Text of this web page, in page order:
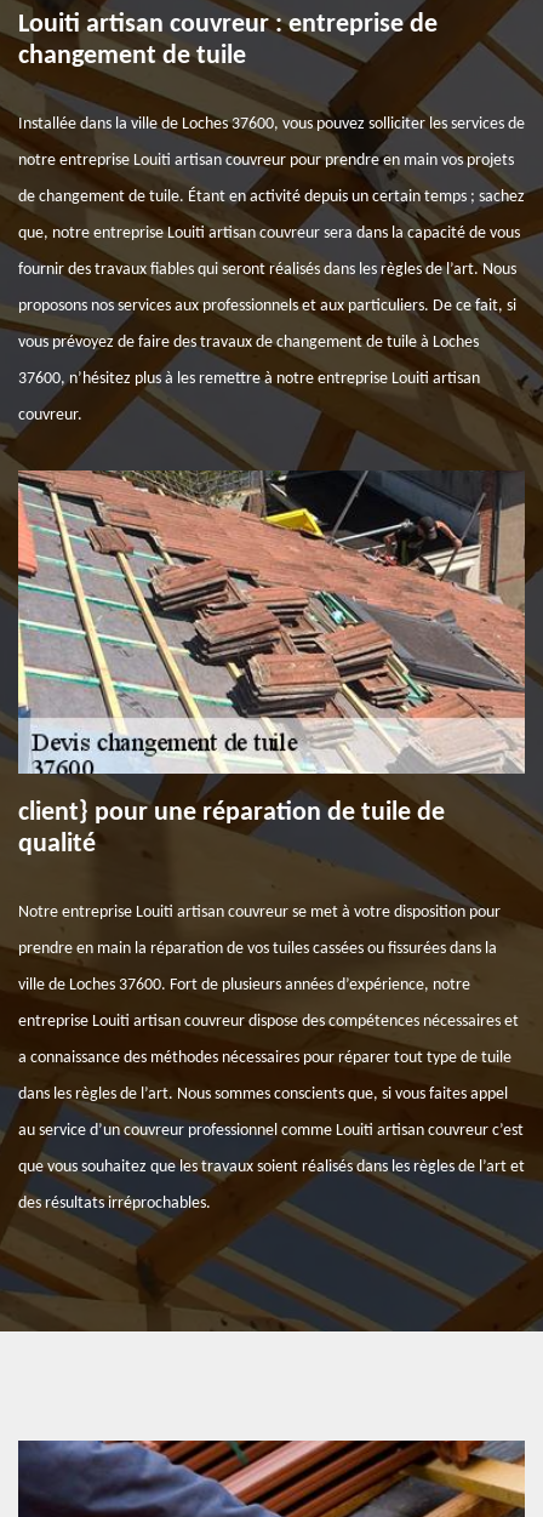
Louiti artisan couvreur : entreprise de
changement de tuile
Installée dans la ville de Loches 37600, vous pouvez solliciter les services de
notre entreprise Louiti artisan couvreur pour prendre en main vos projets
de changement de tuile. Étant en activité depuis un certain temps ; sachez
que, notre entreprise Louiti artisan couvreur sera dans la capacité de vous
fournir des travaux fiables qui seront réalisés dans les règles de l’art. Nous
proposons nos services aux professionnels et aux particuliers. De ce fait, si
vous prévoyez de faire des travaux de changement de tuile à Loches
37600, n’hésitez plus à les remettre à notre entreprise Louiti artisan
couvreur.
client} pour une réparation de tuile de
qualité
Notre entreprise Louiti artisan couvreur se met à votre disposition pour
prendre en main la réparation de vos tuiles cassées ou fissurées dans la
ville de Loches 37600. Fort de plusieurs années d’expérience, notre
entreprise Louiti artisan couvreur dispose des compétences nécessaires et
a connaissance des méthodes nécessaires pour réparer tout type de tuile
dans les règles de l’art. Nous sommes conscients que, si vous faites appel
au service d’un couvreur professionnel comme Louiti artisan couvreur c’est
que vous souhaitez que les travaux soient réalisés dans les règles de l’art et
des résultats irréprochables.